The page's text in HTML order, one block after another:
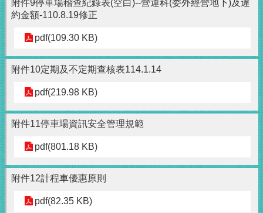
附件9停車場稽查紀錄表(空白)--營運科(委外經營地下)及違
約金額-110.8.19修正
pdf(109.30 KB)
附件10定期及不定期查核表114.1.14
pdf(219.98 KB)
附件11停車場資訊安全管理規範
pdf(801.18 KB)
附件12計程車優惠原則
pdf(82.35 KB)